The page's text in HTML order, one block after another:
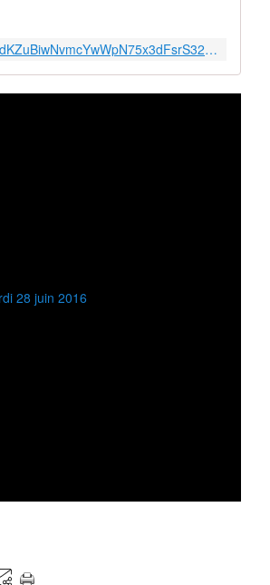
https://photos.google.com/share/AF1QipMeiagmdKZuBiwNvmcYwWpN75x3dFsrS32kTd8BXViEAXBlIPdfTby6Q6HQNbS0qA?key=Q2lVQXR6T0Q1dTNET01qdS1YOVlLSnVwcXhYd1dn